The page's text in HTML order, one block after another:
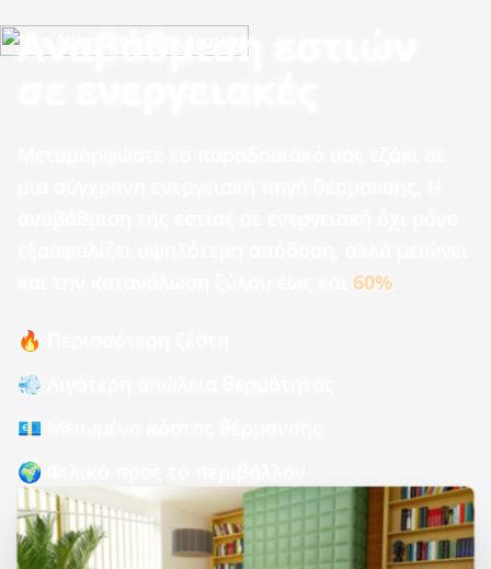
Αναβάθμιση εστιών
60%
🔥 Περισσότερη ζέστη
💨 Λιγότερη απώλεια θερμότητας
💶 Μειωμένο κόστος θέρμανσης
🌍 Φιλικό προς το περιβάλλον